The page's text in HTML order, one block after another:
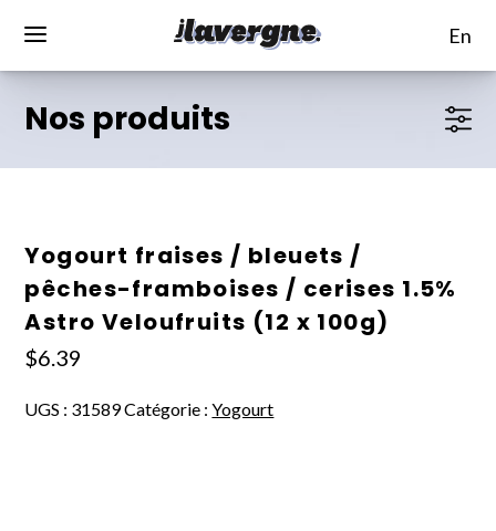
en
Nos produits
Yogourt fraises / bleuets /
pêches-framboises / cerises 1.5%
Astro Veloufruits (12 x 100g)
$6.39
UGS : 31589Catégorie :Yogourt